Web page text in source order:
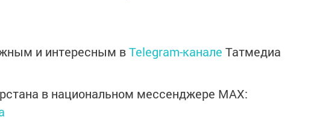
и интересным вTelegram-канале Татмедиа
в национальном мессенджере MАХ: